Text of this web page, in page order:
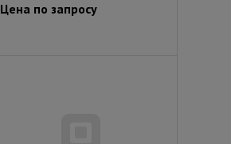
Цена по запросу